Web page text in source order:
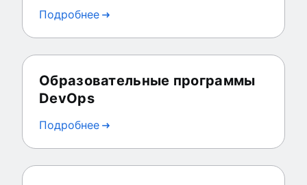
Подробнее
Образовательные программы
DevOps
Подробнее